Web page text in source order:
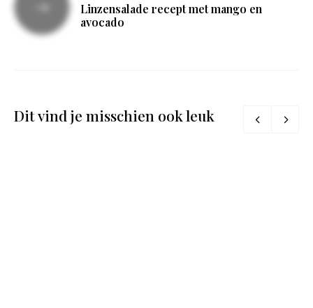
Linzensalade recept met mango en
avocado
Dit vind je misschien ook leuk